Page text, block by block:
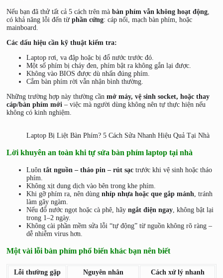
Nếu bạn đã thử tất cả 5 cách trên mà bàn phím vẫn không hoạt động
có khả năng lỗi đến từ phần cứng: cáp nối, mạch bàn phím, hoặc
mainboard.
Các dấu hiệu cần kỹ thuật kiểm tra:
Laptop rơi, va đập hoặc bị đổ nước trước đó.
Một số phím bị cháy đen, phím bật ra không gắn lại được.
Không vào BIOS được dù nhấn đúng phím.
Cắm bàn phím rời vẫn nhận bình thường.
Những trường hợp này thường cần mở máy, vệ sinh socket, hoặc thay
cáp/bàn phím mới – việc mà người dùng không nên tự thực hiện nếu
không có kinh nghiệm.
Laptop Bị Liệt Bàn Phím? 5 Cách Sửa Nhanh Hiệu Quả Tại Nhà
Lời khuyên an toàn khi tự sửa bàn phím laptop tại nhà
Luôn tắt nguồn – tháo pin – rút sạc trước khi vệ sinh hoặc tháo
phím.
Không xịt dung dịch vào bên trong khe phím.
Khi gỡ phím ra, nên dùng nhíp nhựa hoặc que gắp mảnh , tránh
làm gãy ngàm.
Nếu đổ nước ngọt hoặc cà phê, hãy ngắt điện ngay , không bật lại
trong 1–2 ngày.
Không cài phần mềm sửa lỗi “tự động” từ nguồn không rõ ràng –
dễ nhiễm virus hơn.
Một vài lỗi bàn phím phổ biến khác bạn nên biết
Lỗi thường gặp Nguyên nhân
Cách xử lý nhanh